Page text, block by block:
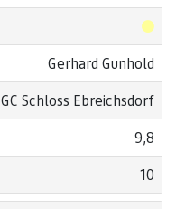
Gerhard Gunhold
GC Schloss Ebreichsdorf
9,8
10